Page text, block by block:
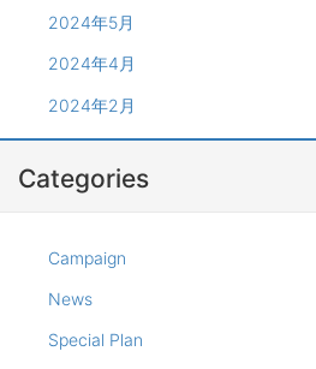
2024年5月
2024年4月
2024年2月
Categories
Campaign
News
Special Plan